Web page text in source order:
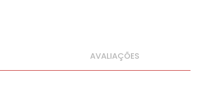
AVALIAÇÕES